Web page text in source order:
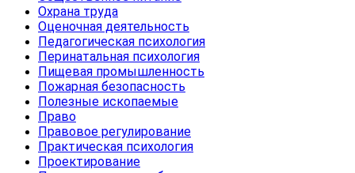
Охрана труда
Оценочная деятельность
Педагогическая психология
Перинатальная психология
Пищевая промышленность
Пожарная безопасность
Полезные ископаемые
Право
Правовое регулирование
Практическая психология
Проектирование